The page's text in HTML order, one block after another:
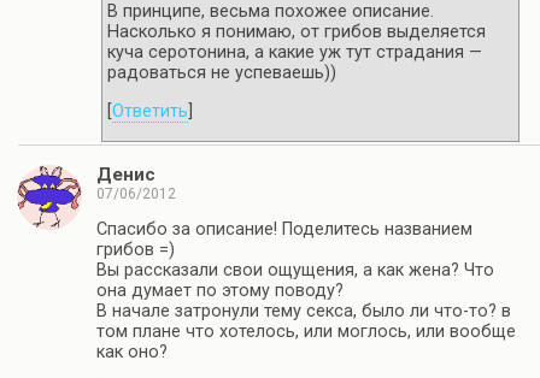
В принципе, весьма похожее описание.
Насколько я понимаю, от грибов выделяется
куча серотонина, а какие уж тут страдания —
радоваться не успеваешь))
Ответить
Денис
07/06/2012
Спасибо за описание! Поделитесь названием
грибов =)
Вы рассказали свои ощущения, а как жена? Что
она думает по этому поводу?
В начале затронули тему секса, было ли что-то? в
том плане что хотелось, или моглось, или вообще
как оно?